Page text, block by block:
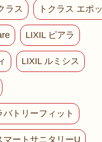
ラス トクラス エポ
LIXIL ピアラ
LIXIL ルミシス
バトリーフィット
マートサニタリーU